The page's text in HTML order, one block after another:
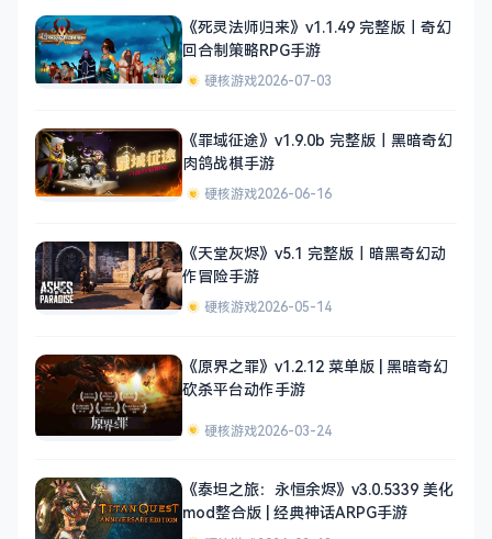
《死灵法师归来》v1.1.49 完整版｜奇幻
回合制策略RPG手游
硬核游戏2026-07-03
《罪域征途》v1.9.0b 完整版｜黑暗奇幻
肉鸽战棋手游
硬核游戏2026-06-16
《天堂灰烬》v5.1 完整版｜暗黑奇幻动
作冒险手游
硬核游戏2026-05-14
《原界之罪》v1.2.12 菜单版 | 黑暗奇幻
砍杀平台动作手游
硬核游戏2026-03-24
《泰坦之旅：永恒余烬》v3.0.5339 美化
mod整合版 | 经典神话ARPG手游